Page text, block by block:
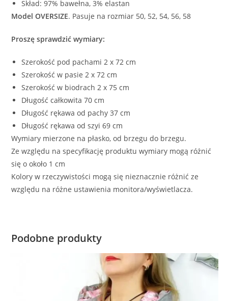
Skład: 97% bawełna, 3% elastan
Model OVERSIZE. Pasuje na rozmiar 50, 52, 54, 56, 58
Proszę sprawdzić wymiary:
Szerokość pod pachami 2 x 72 cm
Szerokość w pasie 2 x 72 cm
Szerokość w biodrach 2 x 75 cm
Długość całkowita 70 cm
Długość rękawa od pachy 37 cm
Długość rękawa od szyi 69 cm
Wymiary mierzone na płasko, od brzegu do brzegu.
Ze względu na specyfikację produktu wymiary mogą różnić
się o około 1 cm
Kolory w rzeczywistości mogą się nieznacznie różnić ze
względu na różne ustawienia monitora/wyświetlacza.
Podobne produkty